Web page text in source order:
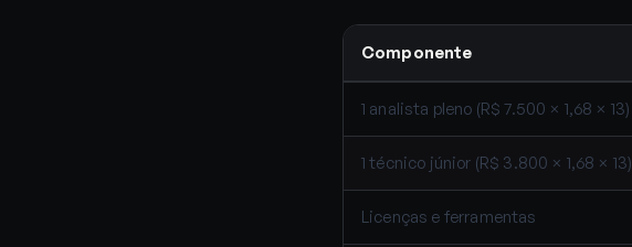
Componente
1 analista pleno (R$ 7.500 × 1,68 × 13)
1 técnico júnior (R$ 3.800 × 1,68 × 13)
Licenças e ferramentas